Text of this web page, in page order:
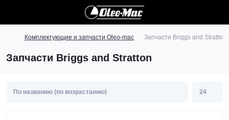
Комплектующие и запчасти Oleo-mac Запчасти Briggs and Stratton
Запчасти Briggs and Stratton